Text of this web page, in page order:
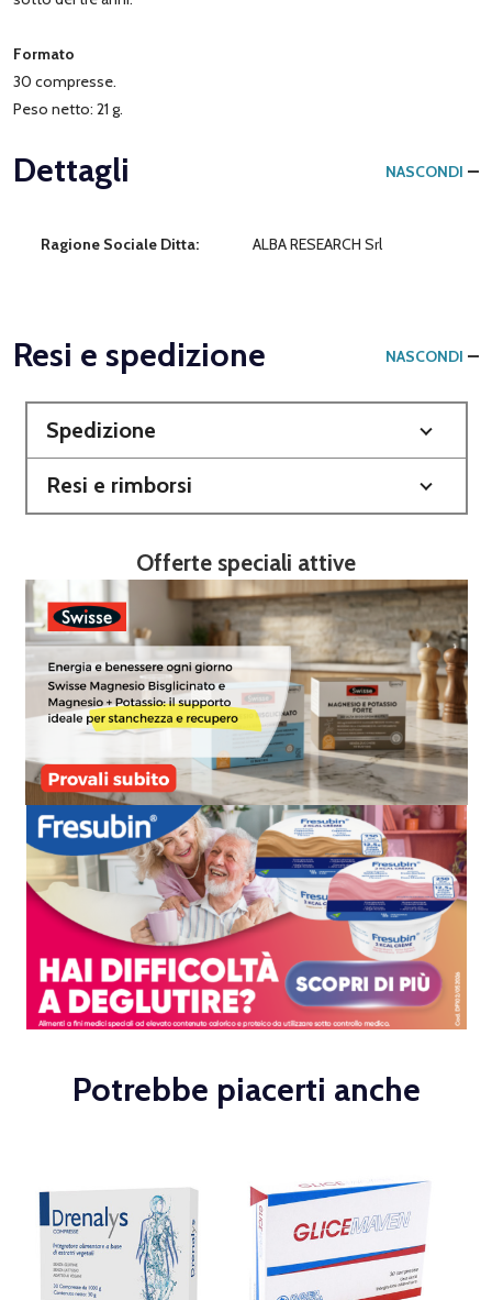
Formato
30 compresse.
Peso netto: 21 g.
Dettagli NASCONDI
Ragione Sociale Ditta: ALBA RESEARCH Srl
Resi e spedizione NASCONDI
Spedizione
Resi e rimborsi
Offerte speciali attive
Potrebbe piacerti anche